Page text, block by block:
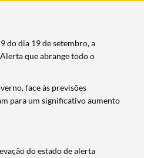
do dia 19 de setembro, a
que abrange todo o
face às previsões
para um significativo aumento
do estado de alerta